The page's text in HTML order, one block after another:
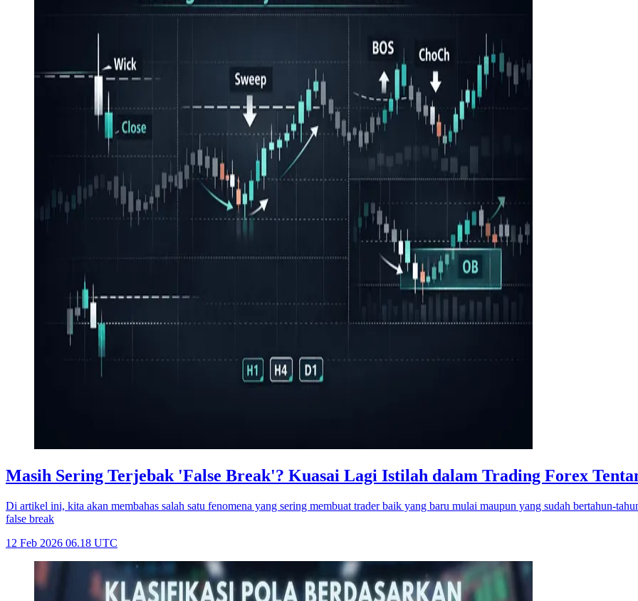
Masih Sering Terjebak 'False Break'? Kuasai Lagi Istilah dalam Trading Forex
Di artikel ini, kita akan membahas salah satu fenomena yang sering membuat trader baik yang baru mulai maupun yang sudah bertahun-
false break
12 Feb 2026 06.18 UTC